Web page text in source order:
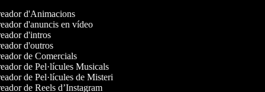
d'Animacions
d'anuncis en vídeo
d'intros
d'outros
de Comercials
de Pel·lícules Musicals
de Pel·lícules de Misteri
de Reels d’Instagram